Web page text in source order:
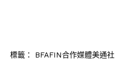
標籤： BFAFIN合作媒體美通社